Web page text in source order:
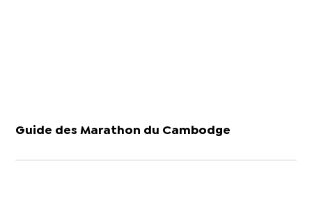
Guide des Marathon du Cambodge